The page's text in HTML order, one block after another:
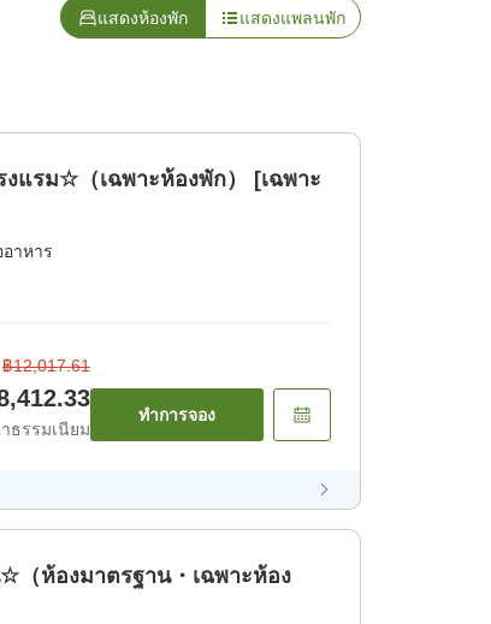
แสดงห้องพัก แสดงแพลนพัก
แรม☆（เฉพาะห้องพัก） [เฉพาะ
าหาร
฿12,017.61
ธรรมเนียม
ทำการจอง
ห้องมาตรฐาน・เฉพาะห้อง